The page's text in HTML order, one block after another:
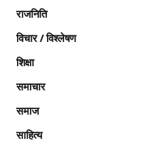
राजनिति
विचार / विश्लेषण
शिक्षा
समाचार
समाज
साहित्य